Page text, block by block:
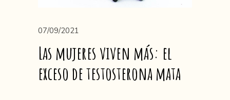
07/09/2021
Las mujeres viven más: el
exceso de testosterona mata